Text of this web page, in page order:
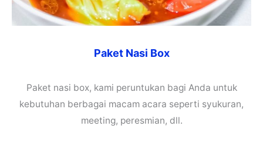
Paket Nasi Box
Paket nasi box, kami peruntukan bagi Anda untuk
kebutuhan berbagai macam acara seperti syukuran,
meeting, peresmian, dll.